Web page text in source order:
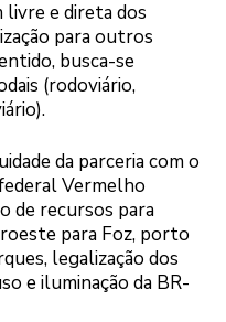
livre e direta dos
para outros
busca-se
(rodoviário,
da parceria com o
Vermelho
de recursos para
para Foz, porto
legalização dos
e iluminação da BR-